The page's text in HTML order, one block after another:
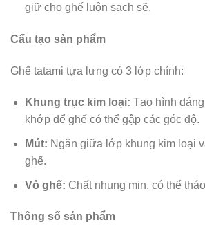
giữ cho ghế luôn sạch sẽ.
Cấu tạo sản phẩm
Ghế tatami tựa lưng có 3 lớp chính:
Khung trục kim loại: Tạo hình
khớp để ghế có thể gập các góc độ.
Mút: Ngăn giữa lớp khung kim loại
ghế.
Vỏ ghế: Chất nhung mịn, có thể
Thông số sản phẩm